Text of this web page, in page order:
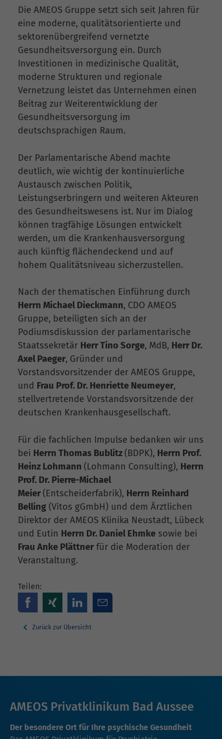
Die AMEOS Gruppe setzt sich seit Jahren für
eine moderne, qualitätsorientierte und
sektorenübergreifend vernetzte
Gesundheitsversorgung ein. Durch
Investitionen in medizinische Qualität,
moderne Strukturen und regionale
Vernetzung leistet das Unternehmen einen
Beitrag zur Weiterentwicklung der
Gesundheitsversorgung im
deutschsprachigen Raum.
Der Parlamentarische Abend machte
deutlich, wie wichtig der kontinuierliche
Austausch zwischen Politik,
Leistungserbringern und weiteren Akteuren
des Gesundheitswesens ist. Nur im Dialog
können tragfähige Lösungen entwickelt
werden, um die Krankenhausversorgung
auch künftig flächendeckend und auf
hohem Qualitätsniveau sicherzustellen.
Nach der thematischen Einführung durch
Herrn Michael Dieckmann, CDO AMEOS
Gruppe, beteiligten sich an der
Podiumsdiskussion der parlamentarische
Staatssekretär Herr Tino Sorge, MdB, Herr Dr.
Axel Paeger, Gründer und
Vorstandsvorsitzender der AMEOS Gruppe,
und Frau Prof. Dr. Henriette Neumeyer,
stellvertretende Vorstandsvorsitzende der
deutschen Krankenhausgesellschaft.
Für die fachlichen Impulse bedanken wir uns
bei Herrn Thomas Bublitz (BDPK), Herrn Prof.
Heinz Lohmann (Lohmann Consulting), Herrn
Prof. Dr. Pierre-Michael
Meier(Entscheiderfabrik), Herrn Reinhard
Belling (Vitos gGmbH) und dem Ärztlichen
Direktor der AMEOS Klinika Neustadt, Lübeck
und Eutin Herrn Dr. Daniel Ehmke sowie bei
Frau Anke Plättnerfür die Moderation der
Veranstaltung.
Teilen:
Zurück zur Übersicht
AMEOS Privatklinikum Bad Aussee
Der besondere Ort für Ihre psychische Gesundheit